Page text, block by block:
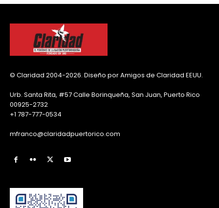
© Claridad 2004-2026. Diseño por Amigos de Claridad EEUU.
Urb. Santa Rita, #57 Calle Borinqueña, San Juan, Puerto Rico
00925-2732
+1 787-777-0534
mfranco@claridadpuertorico.com